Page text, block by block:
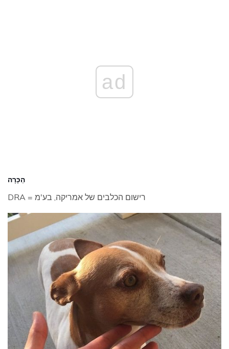
ad
הַכָּרָה
DRA = רישום הכלבים של אמריקה, בע'מ